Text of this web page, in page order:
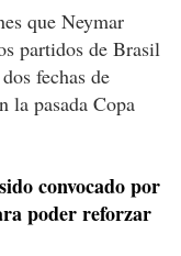
que Neymar
partidos de Brasil
fechas de
la pasada Copa
convocado por
poder reforzar